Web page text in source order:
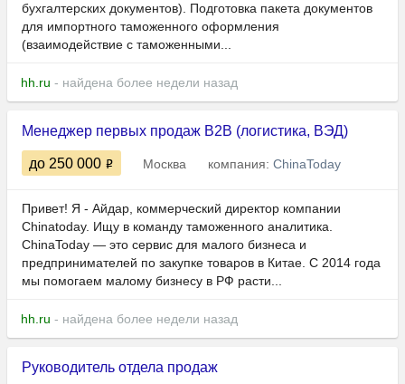
бухгалтерских документов). Подготовка пакета документов
для импортного таможенного оформления
(взаимодействие с таможенными...
hh.ru - найдена более недели назад
Менеджер первых продаж B2B (логистика, ВЭД)
до 250 000 Москва компания: ChinaToday
Привет! Я - Айдар, коммерческий директор компании
Chinatoday. Ищу в команду таможенного аналитика.
ChinaToday — это сервис для малого бизнеса и
предпринимателей по закупке товаров в Китае. С 2014 года
мы помогаем малому бизнесу в РФ расти...
hh.ru - найдена более недели назад
Руководитель отдела продаж